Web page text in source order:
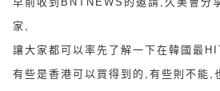
家,
讓大家都可以率先了解一下在韓國最
有些是香港可以買得到的,有些則不能,